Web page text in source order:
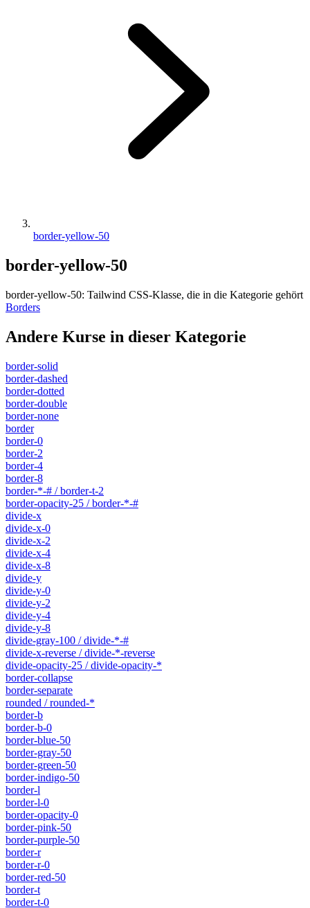
border-yellow-50
border-yellow-50
border-yellow-50: Tailwind CSS-Klasse, die in die Kategorie gehört
Borders
Andere Kurse in dieser Kategorie
border-solid
border-dashed
border-dotted
border-double
border-none
border
border-0
border-2
border-4
border-8
border-*-# / border-t-2
border-opacity-25 / border-*-#
divide-x
divide-x-0
divide-x-2
divide-x-4
divide-x-8
divide-y
divide-y-0
divide-y-2
divide-y-4
divide-y-8
divide-gray-100 / divide-*-#
divide-x-reverse / divide-*-reverse
divide-opacity-25 / divide-opacity-*
border-collapse
border-separate
rounded / rounded-*
border-b
border-b-0
border-blue-50
border-gray-50
border-green-50
border-indigo-50
border-l
border-l-0
border-opacity-0
border-pink-50
border-purple-50
border-r
border-r-0
border-red-50
border-t
border-t-0